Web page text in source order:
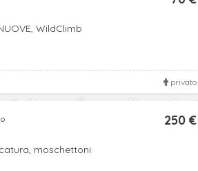
WildClimb
privato
moschettoni
250 €